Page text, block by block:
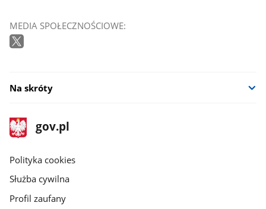
MEDIA SPOŁECZNOŚCIOWE:
Na skróty
stopka
gov.pl
Strona
gov.pl
gov.pl
Polityka cookies
Służba cywilna
Profil zaufany